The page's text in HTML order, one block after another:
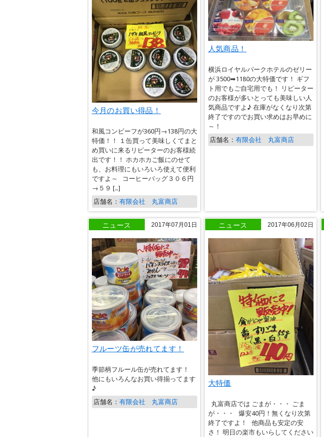
今月のお買い得品！
和風コンビーフが360円→138円の大
特価！！ １缶買って美味しくてまと
め買いに来るリピーターのお客様続
出です！！ ホカホカご飯にのせて
も、お料理にもいろいろ使えて便利
ですよ～ コーヒーバッグ３０６円
→５９ […]
店舗名： 有限会社 丸富商店
人気商品！
横浜ロイヤルパークホテルのゼリー
が 3500➡1180の大特価です！ ギフ
ト用でもご自宅用でも！ リピーター
のお客様が多いとっても美味しい人
気商品ですよ♪ 在庫がなくなり次第
終了ですのでお買い求めはお早めに
～！
店舗名： 有限会社 丸富商店
ニュース 2017年07月01日
フルーツ缶が売れてます！
季節柄フルール缶が売れてます！
他にもいろんなお買い得揃ってます
♪
店舗名： 有限会社 丸富商店
ニュース 2017年06月02日
大特価
丸富商店では ごまが・・・ ごま
が・・・ 爆安40円！無くなり次第
終了ですよ！ 他商品も安定の安
さ！ 明日の楽市もいらしてください